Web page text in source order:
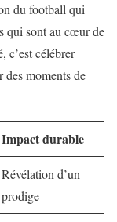
du football qui
qui sont au cœur de
c’est célébrer
des moments de
Impact durable
Révélation d’un
prodige